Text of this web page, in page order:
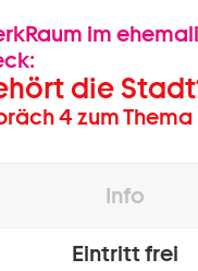
im
die
4 zum
Info
Eintritt frei